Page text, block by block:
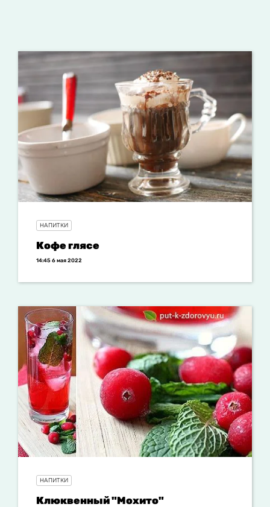
НАПИТКИ
Кофе глясе
14:45 6 мая 2022
НАПИТКИ
Клюквенный "Мохито"